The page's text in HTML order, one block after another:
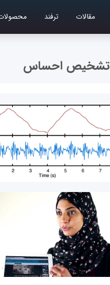
مقالات ترفند
تشخیص احساس